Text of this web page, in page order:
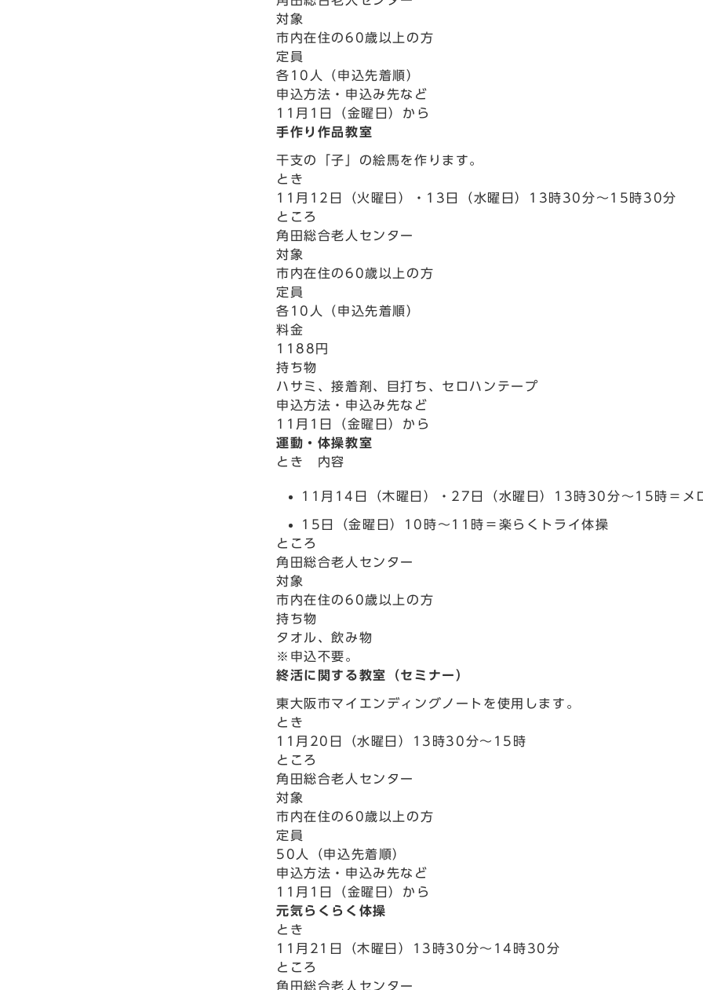
対象
市内在住の60歳以上の方
定員
各10人（申込先着順）
申込方法・申込み先など
11月1日（金曜日）から
手作り作品教室
干支の「子」の絵馬を作ります。
とき
11月12日（火曜日）・13日（水曜日）13時30分～15時30分
ところ
角田総合老人センター
対象
市内在住の60歳以上の方
定員
各10人（申込先着順）
料金
1188円
持ち物
ハサミ、接着剤、目打ち、セロハンテープ
申込方法・申込み先など
11月1日（金曜日）から
運動・体操教室
とき 内容
11月14日（木曜日）・27日（水曜日）13時30分～15時＝メ
15日（金曜日）10時～11時＝楽らくトライ体操
ところ
角田総合老人センター
対象
市内在住の60歳以上の方
持ち物
タオル、飲み物
※申込不要。
終活に関する教室（セミナー）
東大阪市マイエンディングノートを使用します。
とき
11月20日（水曜日）13時30分～15時
ところ
角田総合老人センター
対象
市内在住の60歳以上の方
定員
50人（申込先着順）
申込方法・申込み先など
11月1日（金曜日）から
元気らくらく体操
とき
11月21日（木曜日）13時30分～14時30分
ところ
角田総合老人センター